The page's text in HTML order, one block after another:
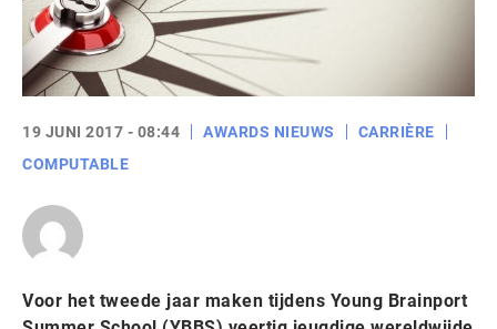
19 JUNI 2017 - 08:44 AWARDS NIEUWS
CARRIÈRE
COMPUTABLE
Voor het tweede jaar maken tijdens Young Brainport